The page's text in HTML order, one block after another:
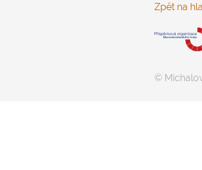
Zpět na
©